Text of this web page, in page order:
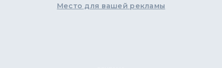
Место для вашей рекламы